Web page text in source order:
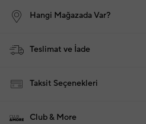
Hangi Mağazada Var?
Teslimat ve İade
Taksit Seçenekleri
Club & More